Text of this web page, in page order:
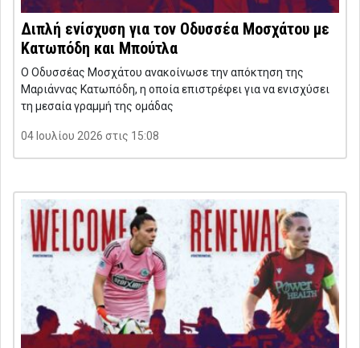
Διπλή ενίσχυση για τον Οδυσσέα Μοσχάτου με
Κατωπόδη και Μπούτλα
Ο Οδυσσέας Μοσχάτου ανακοίνωσε την απόκτηση της
Μαριάννας Κατωπόδη, η οποία επιστρέφει για να ενισχύσει
τη μεσαία γραμμή της ομάδας
04 Ιουλίου 2026 στις 15:08